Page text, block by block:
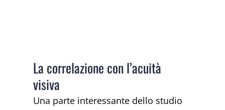
La correlazione con l’acuità
visiva
Una parte interessante dello studio